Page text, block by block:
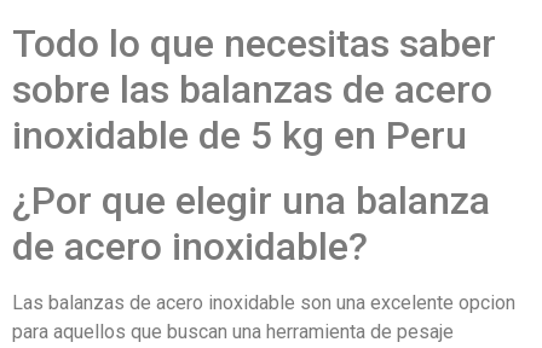
Todo lo que necesitas saber
sobre las balanzas de acero
inoxidable de 5 kg en Peru
¿Por que elegir una balanza
de acero inoxidable?
Las balanzas de acero inoxidable son una excelente opcion
para aquellos que buscan una herramienta de pesaje